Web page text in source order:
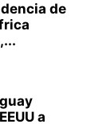
de
a